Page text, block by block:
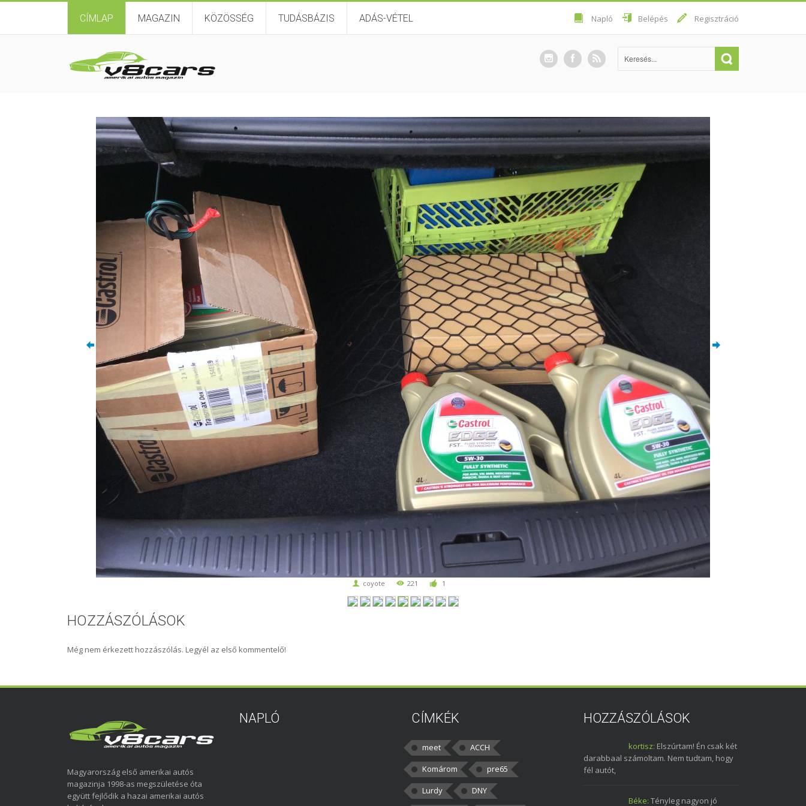
CÍMLAP MAGAZIN KÖZÖSSÉG TUDÁSBÁZIS ADÁS-VÉTEL Napló Belépés Regisztráció
coyote 221 1
HOZZÁSZÓLÁSOK
Még nem érkezett hozzászólás. Legyél az első kommentelő!
Magyarország első amerikai autós
magazinja 1998-as megszületése óta
együtt fejlődik a hazai amerikai autós
NAPLÓ CÍMKÉK
meet
ACCH
Komárom
pre65
Lurdy
DNY
HOZZÁSZÓLÁSOK
kortisz: Elszúrtam! Én csak két
darabbaal számoltam. Nem tudtam, hogy
fél autót,
Béke: Tényleg nagyon jó